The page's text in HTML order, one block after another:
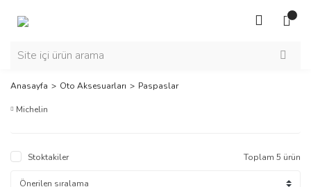
Anasayfa Oto Aksesuarları Paspaslar
Michelin
Stoktakiler Toplam 5 ürün